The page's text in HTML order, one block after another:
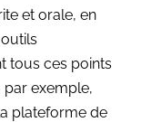
et orale, en
tous ces points
exemple,
plateforme de